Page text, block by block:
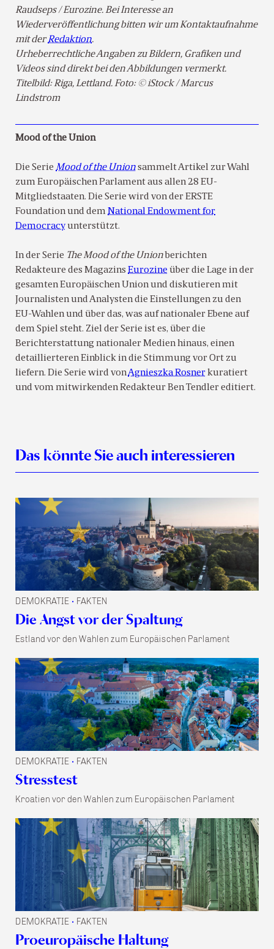
Raudseps / Eurozine. Bei Interesse an
Wiederveröffentlichung bitten wir um Kontaktaufnahme
mit derRedaktion.
Urheberrechtliche Angaben zu Bildern, Grafiken und
Videos sind direkt bei den Abbildungen vermerkt.
Titelbild: Riga, Lettland. Foto: © iStock / Marcus
Lindstrom
Mood of the Union
Die Serie Mood of the Unionsammelt Artikel zur Wahl
zum Europäischen Parlament aus allen 28 EU-
Mitgliedstaaten. Die Serie wird von der ERSTE
Foundation und demNational Endowment for
Democracyunterstützt.
In der Serie The Mood of the Unionberichten
Redakteure des Magazins Eurozine über die Lage in der
gesamten Europäischen Union und diskutieren mit
Journalisten und Analysten die Einstellungen zu den
EU-Wahlen und über das, was auf nationaler Ebene auf
dem Spiel steht. Ziel der Serie ist es, über die
Berichterstattung nationaler Medien hinaus, einen
detaillierteren Einblick in die Stimmung vor Ort zu
liefern. Die Serie wird vonAgnieszka Rosnerkuratiert
und vom mitwirkenden Redakteur Ben Tendler editiert.
Das könnte Sie auch interessieren
DEMOKRATIE • FAKTEN
Die Angst vor der Spaltung
Estland vor den Wahlen zum Europäischen Parlament
DEMOKRATIE • FAKTEN
Stresstest
Kroatien vor den Wahlen zum Europäischen Parlament
DEMOKRATIE • FAKTEN
Proeuropäische Haltung